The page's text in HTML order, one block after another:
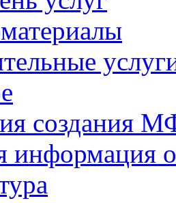
создания